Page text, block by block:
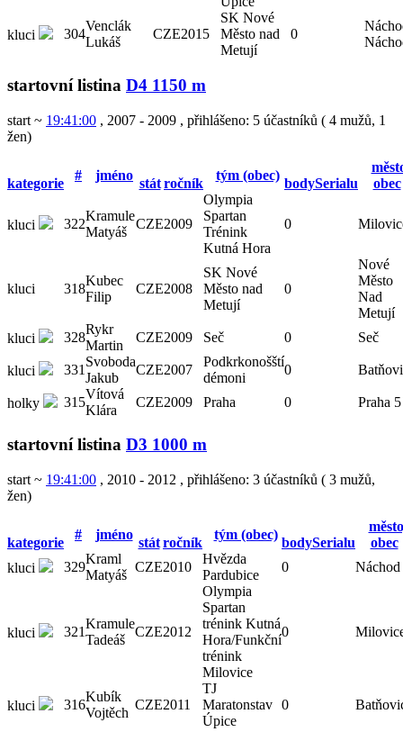
kluci 304
Venclák
Lukáš
CZE2015
SK Nové
Město nad
Metují
0
startovní listina D4 1150 m
start ~ 19:41:00 , 2007 - 2009 , přihlášeno: 5 účastníků ( 4 mužů, 1
žen)
kategorie
# jméno
stát ročník
tým (obec)
bodySerialu
obec
kluci 322
Kramule
Matyáš
CZE2009
Olympia
Spartan
Trénink
Kutná Hora
0
kluci 318
Kubec
Filip
CZE2008
SK Nové
Město nad
Metují
0
Nové
Město
Nad
Metují
kluci
328
Rykr
Martin
CZE2009 Seč 0 Seč
kluci 331
Svoboda
Jakub
CZE2007
Podkrkonošští
démoni
0
holky 315
Vítová
Klára
CZE2009 Praha 0 Praha 5
startovní listina D3 1000 m
start ~ 19:41:00 , 2010 - 2012 , přihlášeno: 3 účastníků ( 3 mužů,
žen)
kategorie
# jméno
stát ročník
tým (obec)
bodySerialu
obec
kluci
329
Kraml
Matyáš
CZE2010
Hvězda
Pardubice
0 Náchod
kluci 321
Kramule
Tadeáš
CZE2012
Olympia
Spartan
trénink Kutná
Hora/Funkční
trénink
Milovice
0
kluci 316
Kubík
Vojtěch
CZE2011
TJ
Maratonstav
Úpice
0